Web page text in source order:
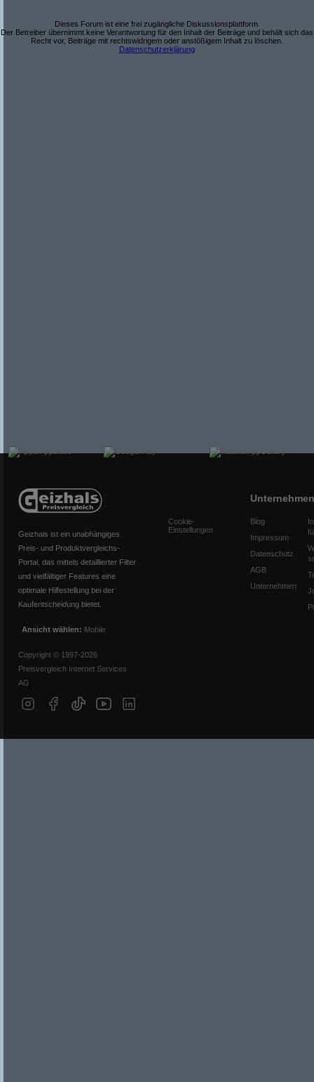
Dieses Forum ist eine frei zugängliche Diskussionsplattform.
Der Betreiber übernimmt keine Verantwortung für den Inhalt der Beiträge und behält sich das
Recht vor, Beiträge mit rechtswidrigem oder anstößigem Inhalt zu löschen.
Datenschutzerklärung
Geizhals ist ein unabhängiges
Preis- und Produktvergleichs-
Portal, das mittels detaillierter Filter
und vielfältiger Features eine
optimale Hilfestellung bei der
Kaufentscheidung bietet.
Ansicht wählen: Mobile
Copyright © 1997-2026
Preisvergleich Internet Services
AG
Cookie-
Einstellungen
Unternehmen
Blog
Impressum
Datenschutz
AGB
Unternehmen